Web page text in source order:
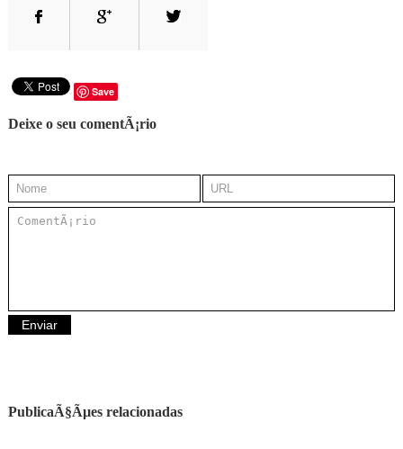
Save
Deixe o seu comentÃ¡rio
PublicaÃ§Ãµes relacionadas